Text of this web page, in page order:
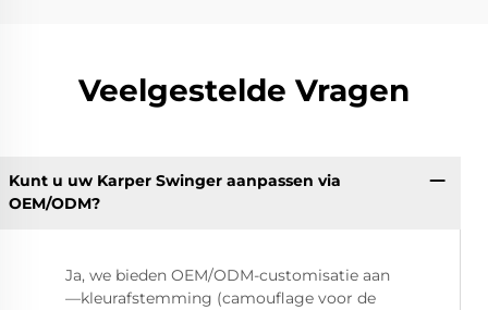
Veelgestelde Vragen
Kunt u uw Karper Swinger aanpassen via
OEM/ODM?
Ja, we bieden OEM/ODM-customisatie aan
—kleurafstemming (camouflage voor de